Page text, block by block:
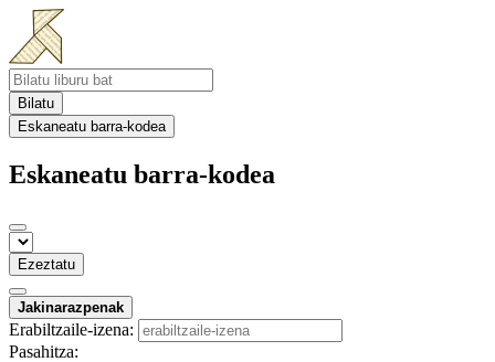
Bilatu
Eskaneatu barra-kodea
Eskaneatu barra-kodea
Ezeztatu
Jakinarazpenak
Erabiltzaile-izena:
Pasahitza: